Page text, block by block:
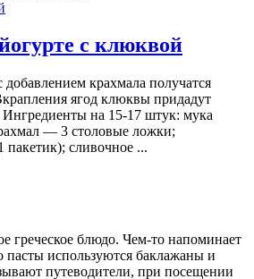
с клюквой
крахмала получатся
ягод клюквы придадут
на 15-17 штук: мука
— 3 столовые ложки;
сливочное ...
греческое блюдо. Чем-то напоминает
пасты используются баклажаны и
путеводители, при посещении